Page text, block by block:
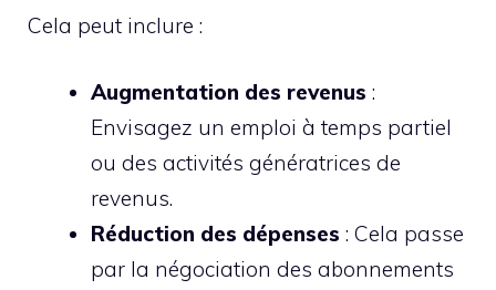
Cela peut inclure :
Augmentation des revenus :
Envisagez un emploi à temps partiel
ou des activités génératrices de
revenus.
Réduction des dépenses : Cela passe
par la négociation des abonnements